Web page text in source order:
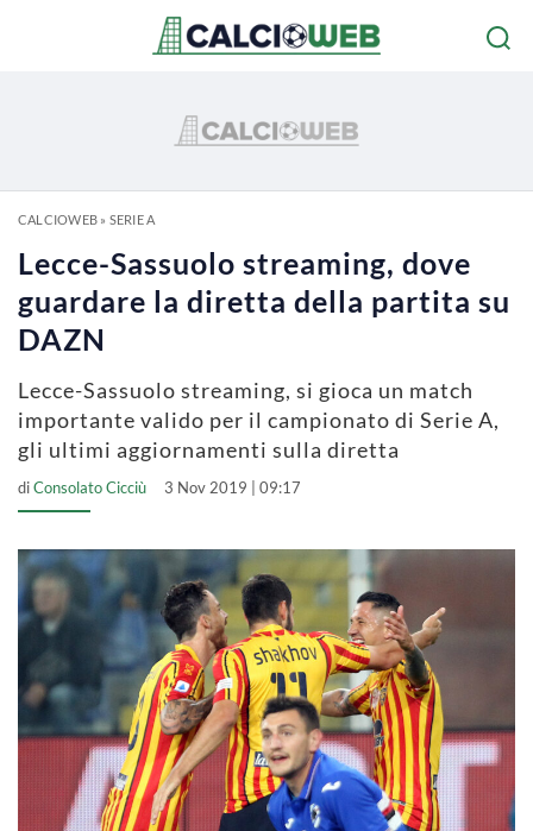
CALCIOWEB» SERIE A
Lecce-Sassuolo streaming, dove
guardare la diretta della partita su
DAZN
Lecce-Sassuolo streaming, si gioca un match
importante valido per il campionato di Serie A,
gli ultimi aggiornamenti sulla diretta
diConsolato Cicciù 3 Nov 2019 | 09:17